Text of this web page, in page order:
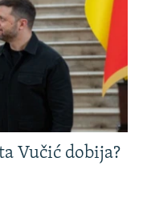
Vučić dobija?